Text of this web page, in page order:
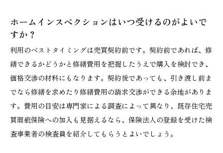
ホームインスペクションはいつ受けるのがよいで
すか？
利用のベストタイミングは売買契約前です。契約前であれば、修
繕できるかどうかと修繕費用を把握したうえで購入を検討でき、
価格交渉の材料にもなります。契約後であっても、引き渡し前ま
でなら修繕を求めたり修繕費用の請求交渉ができる余地がありま
す。費用の目安は専門家による調査によって異なり、既存住宅売
買瑕疵保険への加入も見据えるなら、保険法人の登録を受けた検
査事業者の検査員を紹介してもらうとよいでしょう。